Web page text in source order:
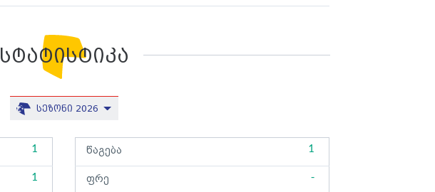
სტატისტიკა
სეზონი 2026
1
1
წაგება 1
ფრე -